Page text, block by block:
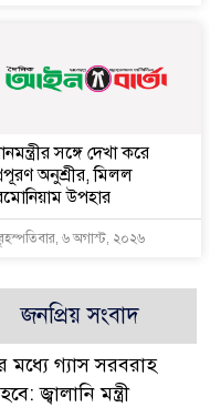
সঙ্গে দেখা করে
অনুশ্রীর, মিলল
উপহার
৬ অগাস্ট, ২০২৬
জনপ্রিয় সংবাদ
মধ্যে গ্যাস সরবরাহ
জ্বালানি মন্ত্রী